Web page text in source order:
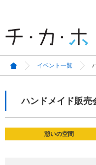
イベント一覧
ハンドメイド販売
憩いの空間